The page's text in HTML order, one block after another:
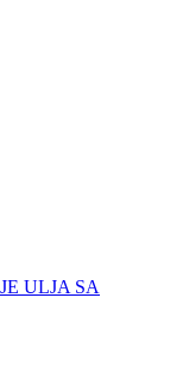
ULJA SA